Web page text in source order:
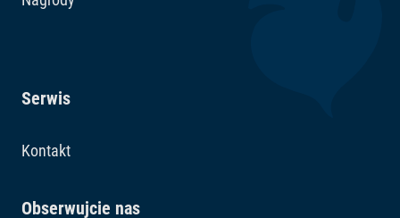
Serwis
Kontakt
Obserwujcie nas